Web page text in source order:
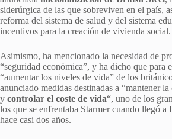
siderúrgica de las que sobreviven en el país,
reforma del sistema de salud y del sistema
incentivos para la creación de vivienda social.
Asimismo, ha mencionado la necesidad de
“seguridad económica”, y ha dicho que para
“aumentar los niveles de vida” de los
anunciado medidas destinadas a “mantener
y controlar el coste de vida“, uno de los
los que se enfrentaba Starmer cuando llegó a
hace casi dos años.